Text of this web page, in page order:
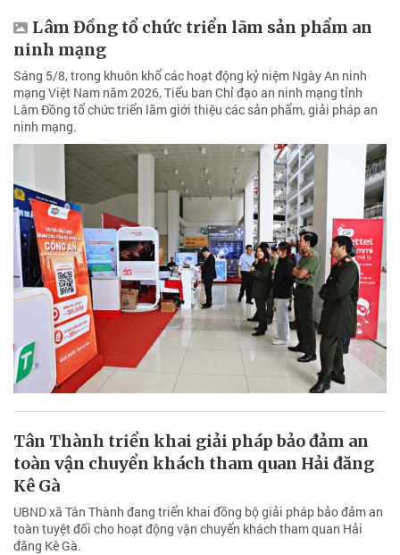
Lâm Đồng tổ chức triển lãm sản phẩm an
ninh mạng
Sáng 5/8, trong khuôn khổ các hoạt động kỷ niệm Ngày An ninh
mạng Việt Nam năm 2026, Tiểu ban Chỉ đạo an ninh mạng tỉnh
Lâm Đồng tổ chức triển lãm giới thiệu các sản phẩm, giải pháp an
ninh mạng.
Tân Thành triển khai giải pháp bảo đảm an
toàn vận chuyển khách tham quan Hải đăng
Kê Gà
UBND xã Tân Thành đang triển khai đồng bộ giải pháp bảo đảm an
toàn tuyệt đối cho hoạt động vận chuyển khách tham quan Hải
đăng Kê Gà.